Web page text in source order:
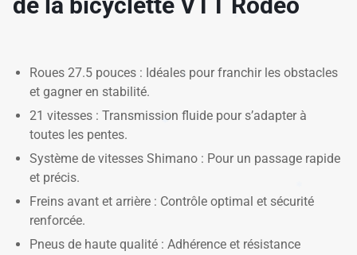
Roues 27.5 pouces : Idéales pour franchir les obstacles
et gagner en stabilité.
21 vitesses : Transmission fluide pour s’adapter à
toutes les pentes.
Système de vitesses Shimano : Pour un passage rapide
et précis.
Freins avant et arrière : Contrôle optimal et sécurité
renforcée.
Pneus de haute qualité : Adhérence et résistance